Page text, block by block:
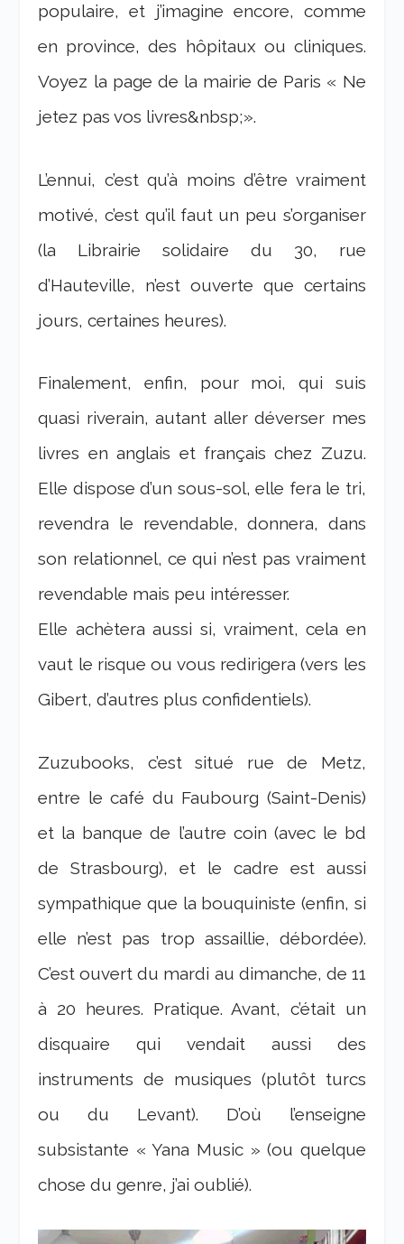
populaire, et j’imagine encore, comme
en province, des hôpitaux ou cliniques.
Voyez la page de la mairie de Paris « Ne
jetez pas vos livres&nbsp;».
L’ennui, c’est qu’à moins d’être vraiment
motivé, c’est qu’il faut un peu s’organiser
(la Librairie solidaire du 30, rue
d’Hauteville, n’est ouverte que certains
jours, certaines heures).
Finalement, enfin, pour moi, qui suis
quasi riverain, autant aller déverser mes
livres en anglais et français chez Zuzu.
Elle dispose d’un sous-sol, elle fera le tri,
revendra le revendable, donnera, dans
son relationnel, ce qui n’est pas vraiment
revendable mais peu intéresser.
Elle achètera aussi si, vraiment, cela en
vaut le risque ou vous redirigera (vers les
Gibert, d’autres plus confidentiels).
Zuzubooks, c’est situé rue de Metz,
entre le café du Faubourg (Saint-Denis)
et la banque de l’autre coin (avec le bd
de Strasbourg), et le cadre est aussi
sympathique que la bouquiniste (enfin, si
elle n’est pas trop assaillie, débordée).
C’est ouvert du mardi au dimanche, de 11
à 20 heures. Pratique. Avant, c’était un
disquaire qui vendait aussi des
instruments de musiques (plutôt turcs
ou du Levant). D’où l’enseigne
subsistante « Yana Music » (ou quelque
chose du genre, j’ai oublié).